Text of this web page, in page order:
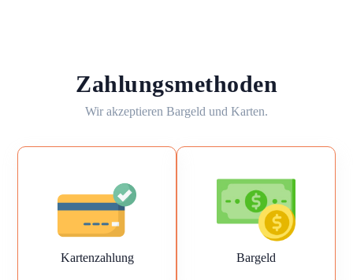
Zahlungsmethoden
Wir akzeptieren Bargeld und Karten.
Kartenzahlung Bargeld